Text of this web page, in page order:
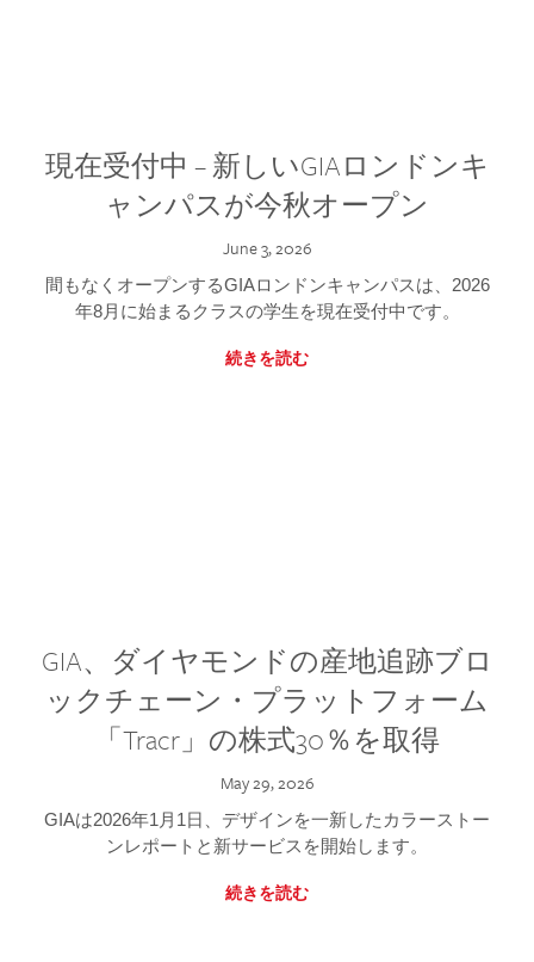
現在受付中 – 新しいGIAロンドンキ
ャンパスが今秋オープン
June 3, 2026
間もなくオープンするGIAロンドンキャンパスは、2026
年8月に始まるクラスの学生を現在受付中です。
続きを読む
GIA、ダイヤモンドの産地追跡ブロ
ックチェーン・プラットフォーム
「Tracr」の株式30％を取得
May 29, 2026
GIAは2026年1月1日、デザインを一新したカラーストー
ンレポートと新サービスを開始します。
続きを読む